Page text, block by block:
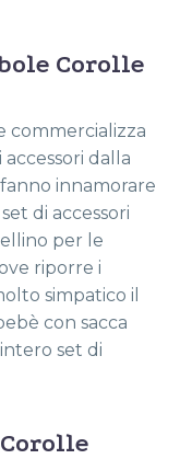
Corolle
commercializza
dalla
innamorare
di accessori
per le
riporre i
simpatico il
con sacca
set di